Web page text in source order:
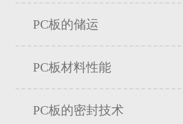
PC板的储运
PC板材料性能
PC板的密封技术